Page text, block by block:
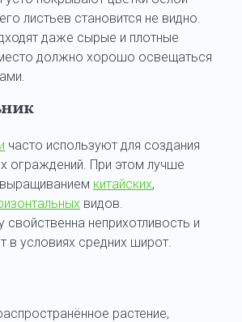
листьев становится не видно.
даже сырые и плотные
должно хорошо освещаться
часто используют для создания
ограждений. При этом лучше
китайских,
видов.
неприхотливость и
в условиях средних широт.
растение,